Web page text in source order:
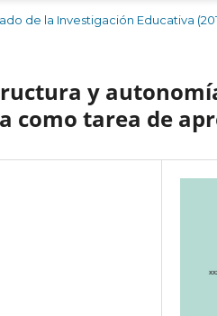
de la Investigación Educativa
y
como tarea de